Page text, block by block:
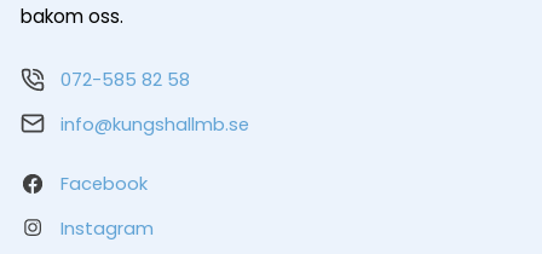
bakom oss.
072-585 82 58
info@kungshallmb.se
Facebook
Instagram